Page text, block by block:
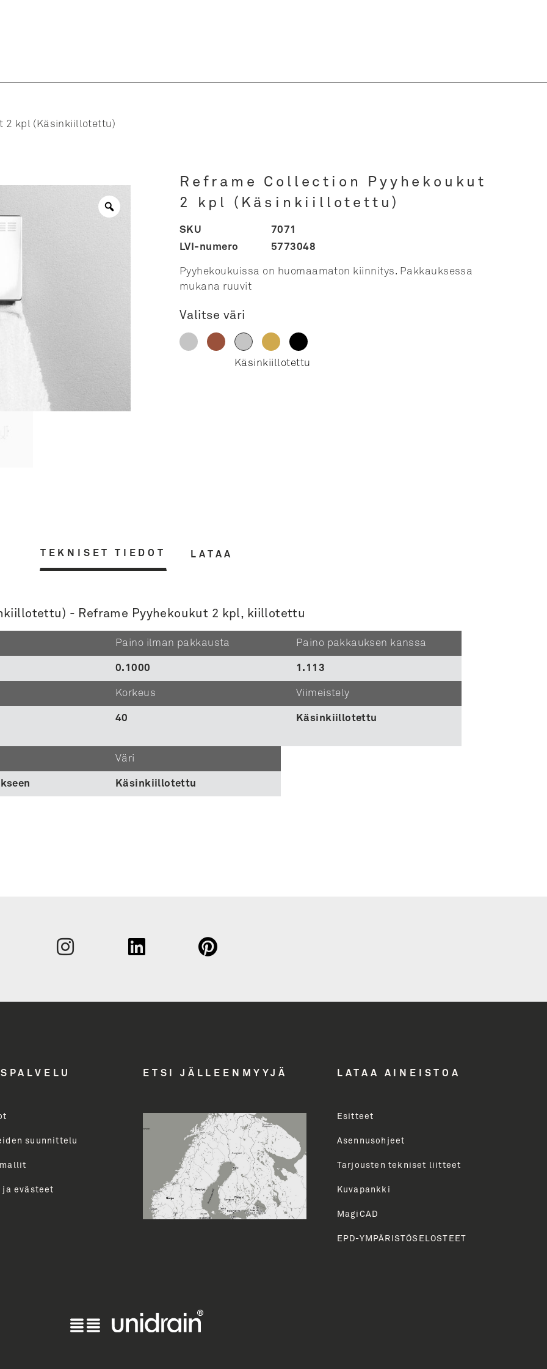
2 kpl (Käsinkiillotettu)
Reframe Collection Pyyhekoukut
2 kpl (Käsinkiillotettu)
SKU
7071
LVI-numero
5773048
Pyyhekoukuissa on huomaamaton kiinnitys. Pakkauksessa
mukana ruuvit
Valitse väri
TEKNISET TIEDOT LATAA
- Reframe Pyyhekoukut 2 kpl, kiillotettu
Paino ilman pakkausta
0.1000
Paino pakkauksen kanssa
1.113
Korkeus
40
Viimeistely
Käsinkiillotettu
Väri
Käsinkiillotettu
ja paljon muuta.
Email Address
Toimenkuva
LÄHETÄ
suunnittelu
ja evästeet
ETSI JÄLLEENMYYJÄ LATAA AINEISTOA
Esitteet
Asennusohjeet
Tarjousten tekniset liitteet
Kuvapankki
MagiCAD
EPD-YMPÄRISTÖSELOSTEET